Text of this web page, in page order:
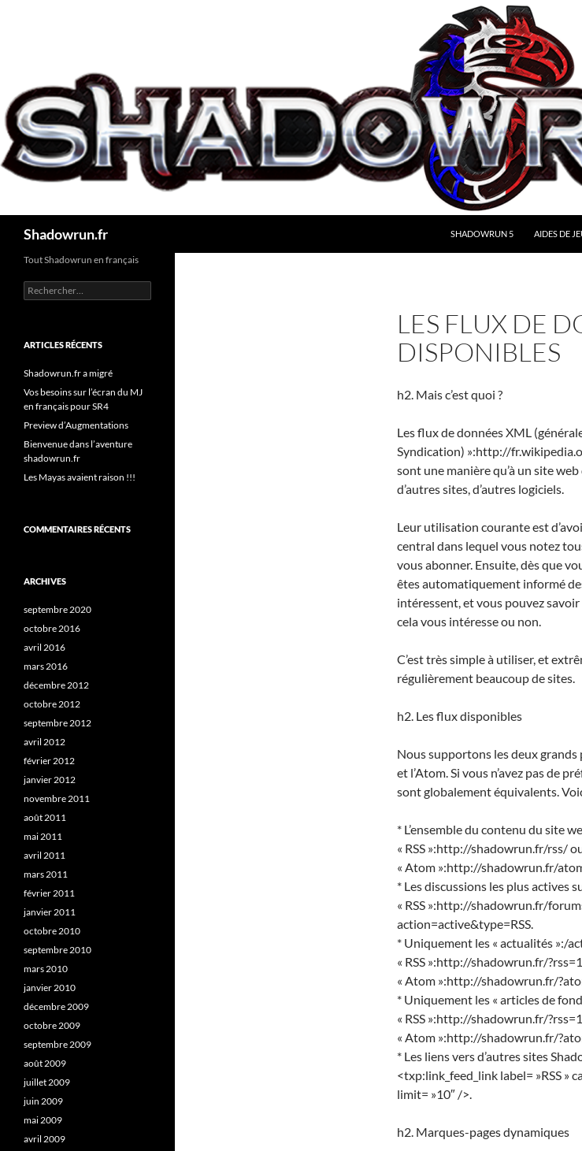
Shadowrun.fr SHADOWRUN 5 AIDES DE
LES FLUX DE
DISPONIBLES
h2. Mais c’est quoi ?
Les flux de données XML
Syndication) »:http://
sont une manière qu’à un site
d’autres sites, d’autres logiciels.
Leur utilisation courante est
central dans lequel vous notez
vous abonner. Ensuite, dès que
êtes automatiquement informé
intéressent, et vous pouvez
cela vous intéresse ou non.
C’est très simple à utiliser, et
régulièrement beaucoup de sites.
h2. Les flux disponibles
Nous supportons les deux grands
et l’Atom. Si vous n’avez pas de
sont globalement équivalents.
* L’ensemble du contenu du site
« RSS »:http://shadowrun.fr/rss/
« Atom »:http://shadowrun.fr/
* Les discussions les plus actives
« RSS »:http://shadowrun.fr/
action=active&type=RSS.
* Uniquement les « actualités »:/
« RSS »:http://shadowrun.fr/
« Atom »:http://shadowrun.fr/
* Uniquement les « articles de
« RSS »:http://shadowrun.fr/
« Atom »:http://shadowrun.fr/
* Les liens vers d’autres sites
<txp:link_feed_link label= »RSS »
limit= »10″ />.
h2. Marques-pages dynamiques
Tout Shadowrun en français
Rechercher :
ARTICLES RÉCENTS
Shadowrun.fr a migré
Vos besoins sur l’écran du MJ
en français pour SR4
Preview d’Augmentations
Bienvenue dans l’aventure
shadowrun.fr
Les Mayas avaient raison !!!
COMMENTAIRES RÉCENTS
ARCHIVES
septembre 2020
octobre 2016
avril 2016
mars 2016
décembre 2012
octobre 2012
septembre 2012
avril 2012
février 2012
janvier 2012
novembre 2011
août 2011
mai 2011
avril 2011
mars 2011
février 2011
janvier 2011
octobre 2010
septembre 2010
mars 2010
janvier 2010
décembre 2009
octobre 2009
septembre 2009
août 2009
juillet 2009
juin 2009
mai 2009
avril 2009